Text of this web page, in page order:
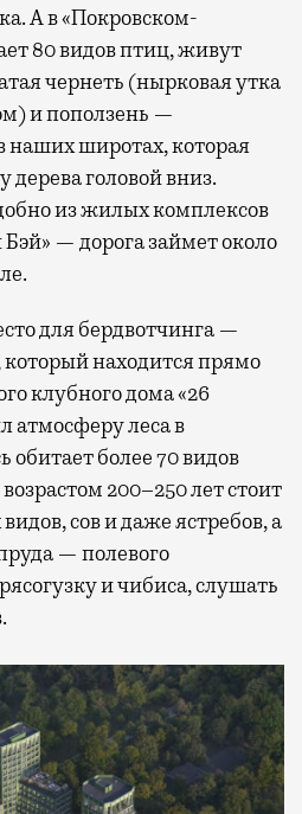
А в «Покровском-
80 видов птиц, живут
чернеть (нырковая утка
и поползень —
наших широтах, которая
дерева головой вниз.
из жилых комплексов
— дорога займет около
для бердвотчинга —
находится прямо
клубного дома «26
леса в
обитает более 70 видов
200–250 лет стоит
сов и даже ястребов, а
— полевого
и чибиса, слушать